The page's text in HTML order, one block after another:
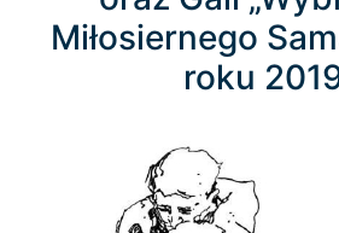
Miłosiernego
roku